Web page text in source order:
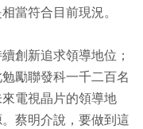
當符合目前現況。
創新追求領導地位；
勵聯發科一千二百名
電視晶片的領導地
蔡明介說，要做到這